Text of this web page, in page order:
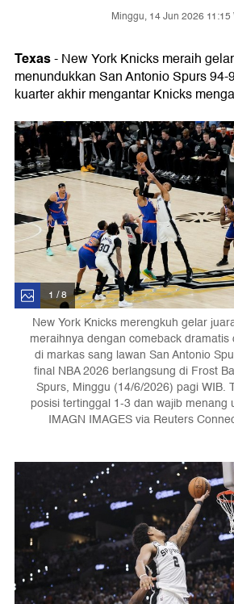
Minggu, 14 Jun 2026 11:15
Texas- New York Knicks meraih
menundukkan San Antonio Spurs
kuarter akhir mengantar Knicks
1 / 8
New York Knicks merengkuh gelar
meraihnya dengan comeback
di markas sang lawan San Antonio
final NBA 2026 berlangsung di Frost
Spurs, Minggu (14/6/2026) pagi WIB.
posisi tertinggal 1-3 dan wajib menang
IMAGN IMAGES via Reuters